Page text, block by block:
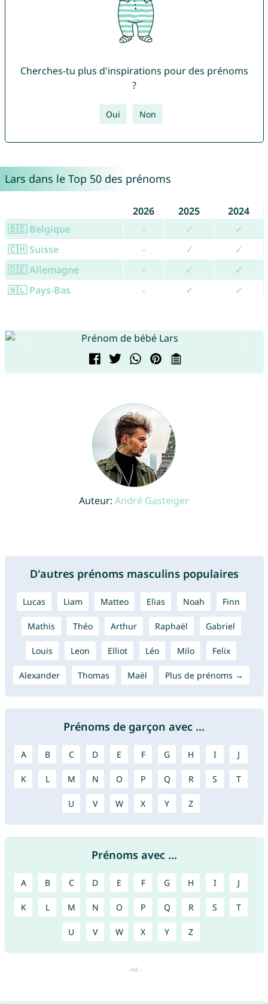
Cherches-tu plus d'inspirations pour des prénoms
?
Oui Non
Lars dans le Top 50 des prénoms
2026 2025
2024
🇧🇪 Belgique
- ✓
✓
🇨🇭 Suisse
- ✓
✓
🇩🇪 Allemagne
- ✓
✓
🇳🇱 Pays-Bas
- ✓ ✓
Auteur: André Gasteiger
D'autres prénoms masculins populaires
Lucas Liam Matteo Elias Noah Finn
Mathis Théo Arthur Raphaël Gabriel
Louis Leon Elliot Léo Milo Felix
Alexander Thomas Maël Plus de prénoms →
Prénoms de garçon avec ...
A B C D E F G H I J
K L M N O P Q R S T
U V W X Y Z
Prénoms avec ...
A B C D E F G H I J
K L M N O P Q R S T
U V W X Y Z